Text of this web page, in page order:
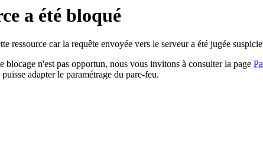
a été bloqué
ressource car la requête envoyée vers le serveur a été jugée
blocage n'est pas opportun, nous vous invitons à consulter la page
adapter le paramétrage du pare-feu.